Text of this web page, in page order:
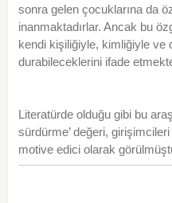
sonra gelen çocuklarına da
inanmaktadırlar. Ancak bu
kendi kişiliğiyle, kimliğiyle ve
durabileceklerini ifade
Literatürde olduğu gibi bu
sürdürme’ değeri,
motive edici olarak